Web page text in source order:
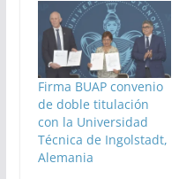
Firma BUAP convenio
de doble titulación
con la Universidad
Técnica de Ingolstadt,
Alemania